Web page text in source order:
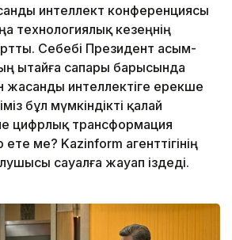
интеллект конференциясы
технологиялық кезеңнің
Себебі Президент Қасым-
Қытайға сапары барысында
интеллектіге ерекше
бұл мүмкіндікті қалай
цифрлық трансформация
ме? Kazinform агенттігінің
сауалға жауап іздеді.